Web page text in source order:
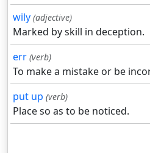
wily (adjective)
Marked by skill in deception.
err (verb)
To make a mistake or be
put up (verb)
Place so as to be noticed.